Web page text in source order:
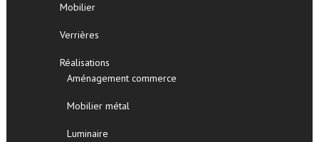
Mobilier
Verrières
Réalisations
Aménagement commerce
Mobilier métal
Luminaire